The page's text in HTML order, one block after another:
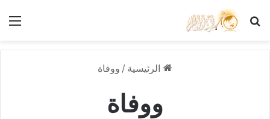
بحث عن
الرئيسية / ووفاة
ووفاة